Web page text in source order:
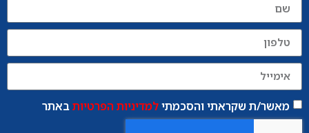
מאשר/ת שקראתי והסכמתילמדיניות הפרטיותבאתר